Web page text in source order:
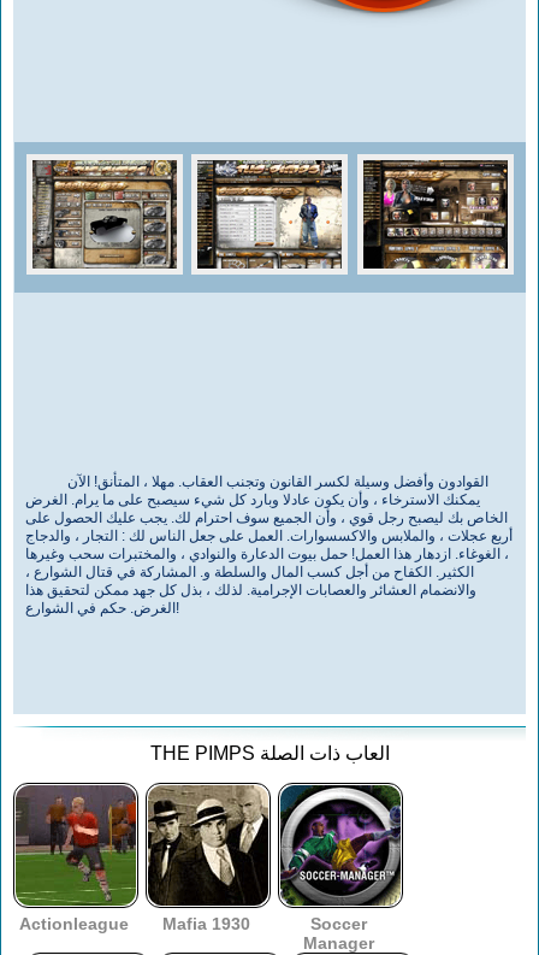
القوادون وأفضل وسيلة لكسر القانون وتجنب العقاب. مهلا ، المتأنق! الآن
يمكنك الاسترخاء ، وأن يكون عادلا وبارد كل شيء سيصبح على ما يرام. الغرض
الخاص بك ليصبح رجل قوي ، وأن الجميع سوف احترام لك. يجب عليك الحصول على
أربع عجلات ، والملابس والاكسسوارات. العمل على جعل الناس لك : التجار ، والدجاج
، الغوغاء. ازدهار هذا العمل! حمل بيوت الدعارة والنوادي ، والمختبرات سحب وغيرها
الكثير. الكفاح من أجل كسب المال والسلطة و. المشاركة في قتال الشوارع ،
والانضمام العشائر والعصابات الإجرامية. لذلك ، بذل كل جهد ممكن لتحقيق هذا
الغرض. حكم في الشوارع!
THE PIMPS العاب ذات الصلة
Actionleague Mafia 1930
Soccer
Manager